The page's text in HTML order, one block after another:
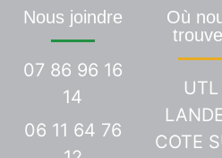
Nous joindre
07 86 96 16
14
06 11 64 76
Où
UTL
COTE